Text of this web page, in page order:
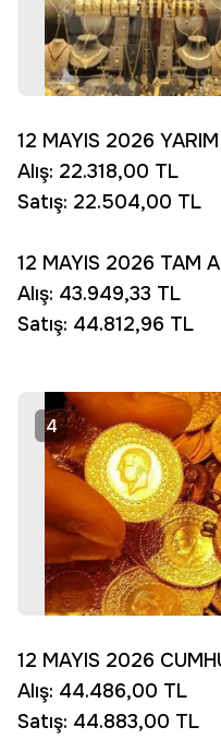
12 MAYIS 2026
Alış: 22.318,00 TL
Satış: 22.504,00 TL
12 MAYIS 2026 TAM
Alış: 43.949,33 TL
Satış: 44.812,96 TL
4
12 MAYIS 2026
Alış: 44.486,00 TL
Satış: 44.883,00 TL